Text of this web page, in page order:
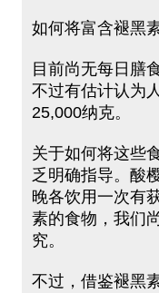
如何将富含褪黑
目前尚无每日膳
不过有估计认为
25,000纳克。
关于如何将这些
乏明确指导。酸
晚各饮用一次有
素的食物，我们
究。
不过，借鉴褪黑